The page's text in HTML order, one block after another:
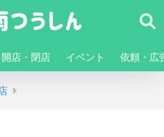
開店・閉店 イベント 依頼・広